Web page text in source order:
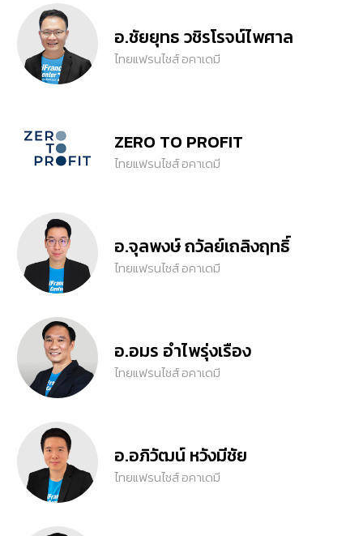
อ.ชัยยุทธ วชิรโรจน์ไพศาล
ไทยแฟรนไชส์ อคาเดมี
ZERO TO PROFIT
ไทยแฟรนไชส์ อคาเดมี
อ.จุลพงษ์ ถวัลย์เถลิงฤทธิ์
ไทยแฟรนไชส์ อคาเดมี
อ.อมร อำไพรุ่งเรือง
ไทยแฟรนไชส์ อคาเดมี
อ.อภิวัฒน์ หวังมีชัย
ไทยแฟรนไชส์ อคาเดมี